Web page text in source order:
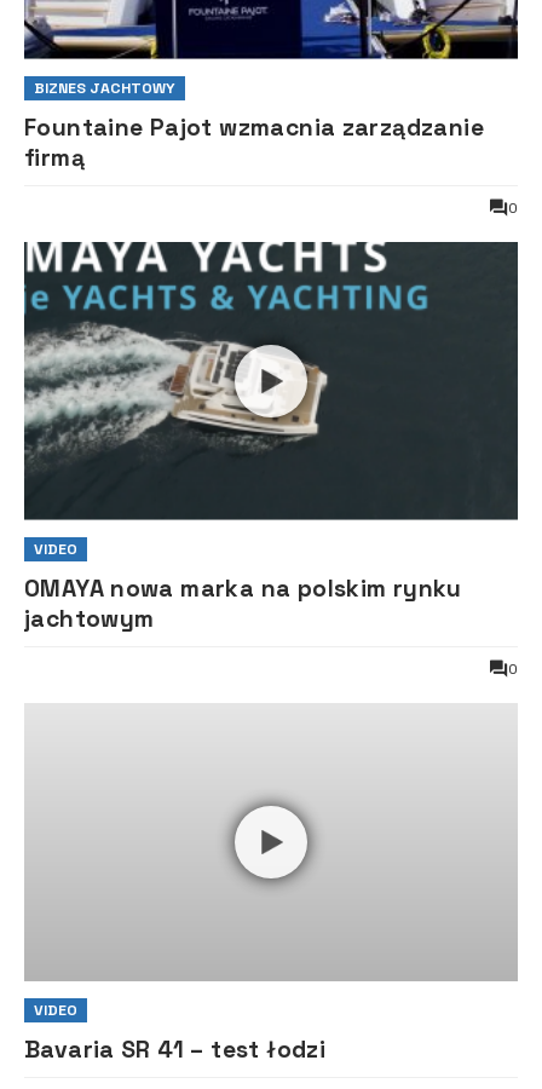
BIZNES JACHTOWY
Fountaine Pajot wzmacnia zarządzanie
firmą
0
VIDEO
OMAYA nowa marka na polskim rynku
jachtowym
0
VIDEO
Bavaria SR 41 – test łodzi